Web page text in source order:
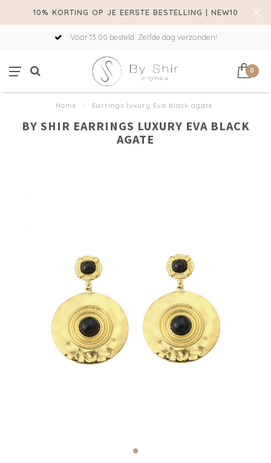
10% KORTING OP JE EERSTE BESTELLING | NEW10
Vóór 13:00 besteld. Zelfde dag verzonden!
0
Home / Earrings luxury Eva black agate
BY SHIR EARRINGS LUXURY EVA BLACK
AGATE